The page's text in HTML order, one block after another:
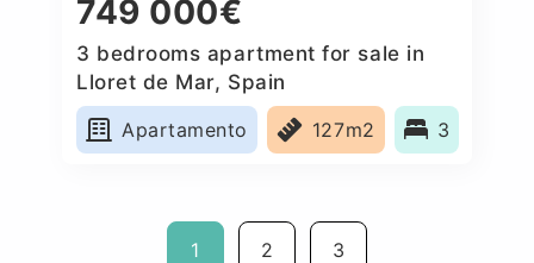
749 000€
3 bedrooms apartment for sale in
Lloret de Mar, Spain
Apartamento
127m2 3
1 2 3